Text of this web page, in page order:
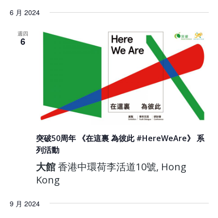
6 月 2024
週四
6
突破50周年 《在這裏 為彼此 #HereWeAre》 系
列活動
大館香港中環荷李活道10號, Hong
Kong
9 月 2024